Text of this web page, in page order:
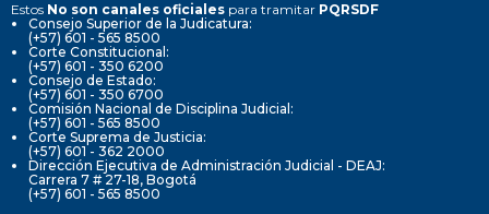
Estos No son canales oficiales para tramitar PQRSDF
Consejo Superior de la Judicatura:
(+57) 601 - 565 8500
Corte Constitucional:
(+57) 601 - 350 6200
Consejo de Estado:
(+57) 601 - 350 6700
Comisión Nacional de Disciplina Judicial:
(+57) 601 - 565 8500
Corte Suprema de Justicia:
(+57) 601 - 362 2000
Dirección Ejecutiva de Administración Judicial - DEAJ:
Carrera 7 # 27-18, Bogotá
(+57) 601 - 565 8500